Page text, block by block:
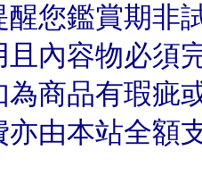
您鑑賞期非
且內容物必須
為商品有瑕疵
亦由本站全額